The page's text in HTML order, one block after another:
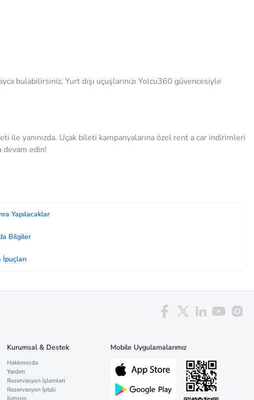
bulabilirsiniz. Yurt dışı uçuşlarınızı Yolcu360 güvencesiyle
ile yanınızda. Uçak bileti kampanyalarına özel rent a car indirimleri
edin!
Yapılacaklar
Bilgiler
Kurumsal & Destek
Hakkımızda
Yardım
Rezervasyon İşlemleri
Rezervasyon İptali
İletişim
Mobile Uygulamalarımız